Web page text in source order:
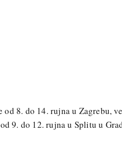
8. do 14. rujna u Zagrebu,
9. do 12. rujna u Splitu u